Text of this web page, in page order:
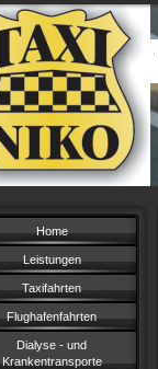
Home
Leistungen
Taxifahrten
Flughafenfahrten
Dialyse - und
Krankentransporte